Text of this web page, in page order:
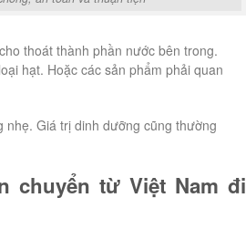
thoát thành phần nước bên trong.
hạt. Hoặc các sản phẩm phải quan
Giá trị dinh dưỡng cũng thường
chuyển từ Việt Nam đi